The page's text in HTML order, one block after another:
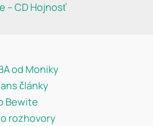
– CD Hojnosť
od Moniky
články
Bewite
rozhovory